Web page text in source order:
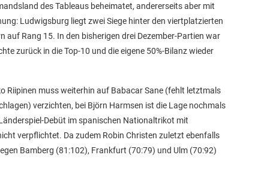
des Tableaus beheimatet, andererseits aber mit
Ludwigsburg liegt zwei Siege hinter den viertplatzierten
Rang 15. In den bisherigen drei Dezember-Partien war
zurück in die Top-10 und die eigene 50%-Bilanz wieder
Riipinen muss weiterhin auf Babacar Sane (fehlt letztmals
verzichten, bei Björn Harmsen ist die Lage nochmals
Debüt im spanischen Nationaltrikot mit
verpflichtet. Da zudem Robin Christen zuletzt ebenfalls
Bamberg (81:102), Frankfurt (70:79) und Ulm (70:92)